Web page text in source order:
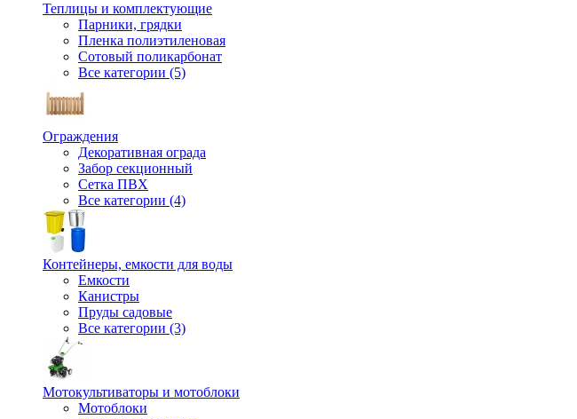
Теплицы и комплектующие
Парники, грядки
Пленка полиэтиленовая
Сотовый поликарбонат
Все категории (5)
Ограждения
Декоративная ограда
Забор секционный
Сетка ПВХ
Все категории (4)
Контейнеры, емкости для воды
Емкости
Канистры
Пруды садовые
Все категории (3)
Мотокультиваторы и мотоблоки
Мотоблоки